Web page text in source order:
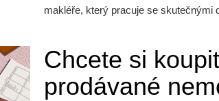
makléře, který pracuje se skutečnými
Chcete si
prodávané